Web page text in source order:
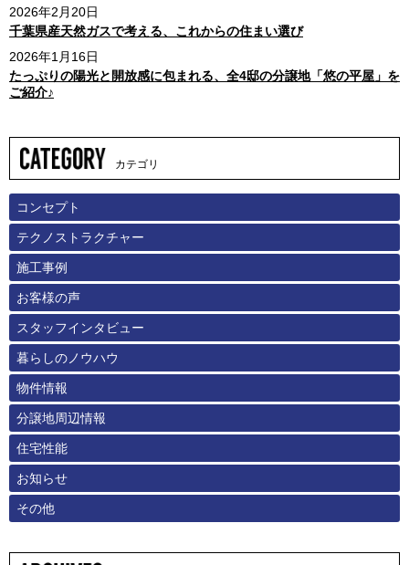
2026年2月20日
千葉県産天然ガスで考える、これからの住まい選び
2026年1月16日
たっぷりの陽光と開放感に包まれる、全4邸の分譲地「悠の平屋」を
ご紹介♪
カテゴリ
コンセプト
テクノストラクチャー
施工事例
お客様の声
スタッフインタビュー
暮らしのノウハウ
物件情報
分譲地周辺情報
住宅性能
お知らせ
その他